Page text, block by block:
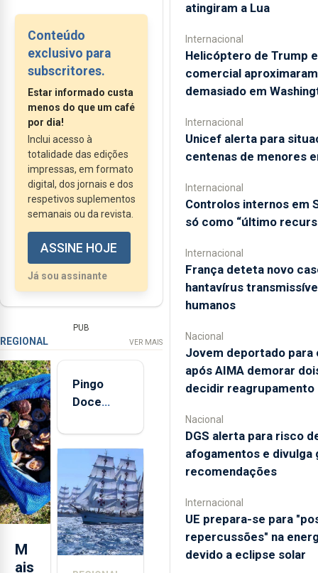
doentes pela unidade,
sendo que, na
passada sexta-feira,
estavam quatro
doentes internados.
Hospitalização
Domiciliária do HDES,
explicou que se trata
de uma unidade do
Serviço...
Conteúdo
exclusivo para
subscritores.
Estar informado custa
menos do que um café
por dia!
Inclui acesso à
totalidade das edições
impressas, em formato
digital, dos jornais e dos
respetivos suplementos
semanais ou da revista.
ASSINE HOJE
Já sou assinante
PUB
REGIONAL VER MAIS
M
ais
Pingo
Doce
quinta-
feira nova
loja em
São
Sebastião
e cria 30
postos de
atingiram a Lua
Internacional
Helicóptero de Trump
comercial
demasiado em
Internacional
Unicef alerta para
centenas de menores
Internacional
Controlos internos em
só como “último
Internacional
França deteta novo
hantavírus
humanos
Nacional
Jovem deportado para
após AIMA demorar
decidir reagrupamento
Nacional
DGS alerta para risco
afogamentos e divulga
recomendações
Internacional
UE prepara-se para
repercussões" na
devido a eclipse solar